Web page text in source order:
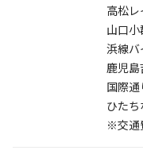
高松レ
山口
浜線バ
鹿児島
国際通
ひた
※交通